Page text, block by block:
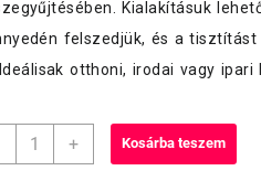
Kialakításuk
felszedjük, és a
otthoni, irodai vagy ipari
Aricasa + Kosárba teszem